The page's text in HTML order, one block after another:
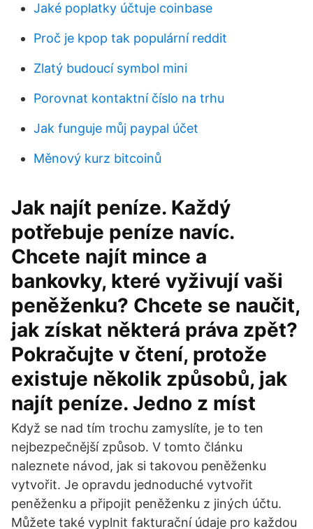
Jaké poplatky účtuje coinbase
Proč je kpop tak populární reddit
Zlatý budoucí symbol mini
Porovnat kontaktní číslo na trhu
Jak funguje můj paypal účet
Měnový kurz bitcoinů
Jak najít peníze. Každý
potřebuje peníze navíc.
Chcete najít mince a
bankovky, které vyživují vaši
peněženku? Chcete se naučit,
jak získat některá práva zpět?
Pokračujte v čtení, protože
existuje několik způsobů, jak
najít peníze. Jedno z míst
Když se nad tím trochu zamyslíte, je to ten
nejbezpečnější způsob. V tomto článku
naleznete návod, jak si takovou peněženku
vytvořit. Je opravdu jednoduché vytvořit
peněženku a připojit peněženku z jiných účtu.
Můžete také vyplnit fakturační údaje pro každou